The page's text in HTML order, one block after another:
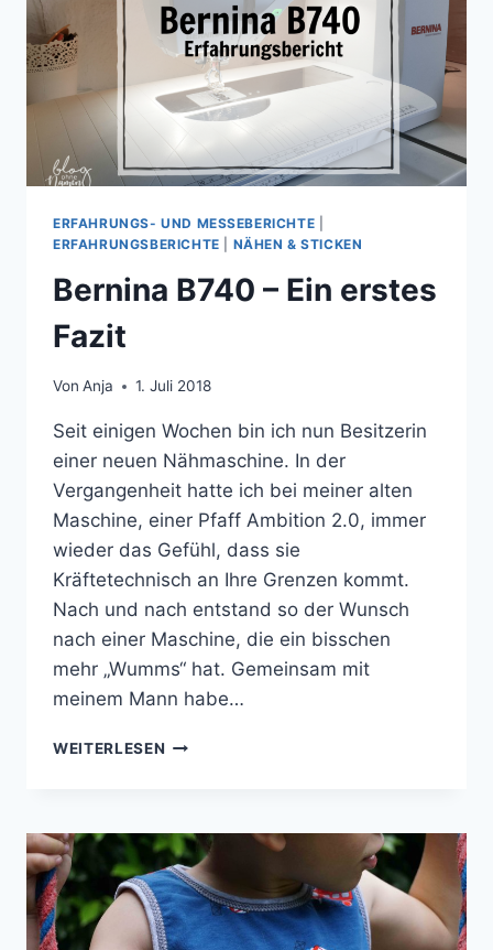
ERFAHRUNGS- UND MESSEBERICHTE
ERFAHRUNGSBERICHTE
NÄHEN & STICKEN
Bernina B740 – Ein erstes
Fazit
Von Anja 1. Juli 2018
Seit einigen Wochen bin ich nun Besitzerin
einer neuen Nähmaschine. In der
Vergangenheit hatte ich bei meiner alten
Maschine, einer Pfaff Ambition 2.0, immer
wieder das Gefühl, dass sie
Kräftetechnisch an Ihre Grenzen kommt.
Nach und nach entstand so der Wunsch
nach einer Maschine, die ein bisschen
mehr „Wumms“ hat. Gemeinsam mit
meinem Mann habe…
WEITERLESEN BERNINA
ERSTES
FAZIT